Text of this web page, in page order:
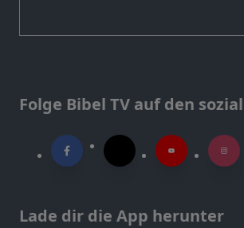
Folge Bibel TV auf den
Lade dir die App herunter